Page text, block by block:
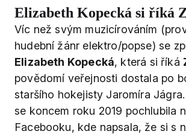
Elizabeth Kopecká si říká
Víc než svým muzicírováním
hudební žánr elektro/popse) se
Elizabeth Kopecká, která si říká
povědomí veřejnosti dostala po
staršího hokejisty Jaromíra
se koncem roku 2019 pochlubila
Facebooku, kde napsala, že si s